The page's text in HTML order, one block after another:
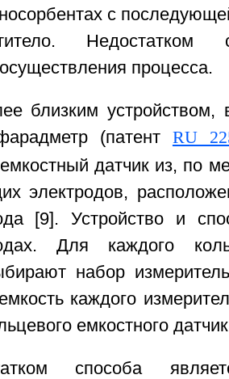
с
Недостатком
процесса.
близким устройством,
(патент RU
датчик из, по
электродов,
[9]. Устройство и
Для каждого
набор
каждого
емкостного
способа